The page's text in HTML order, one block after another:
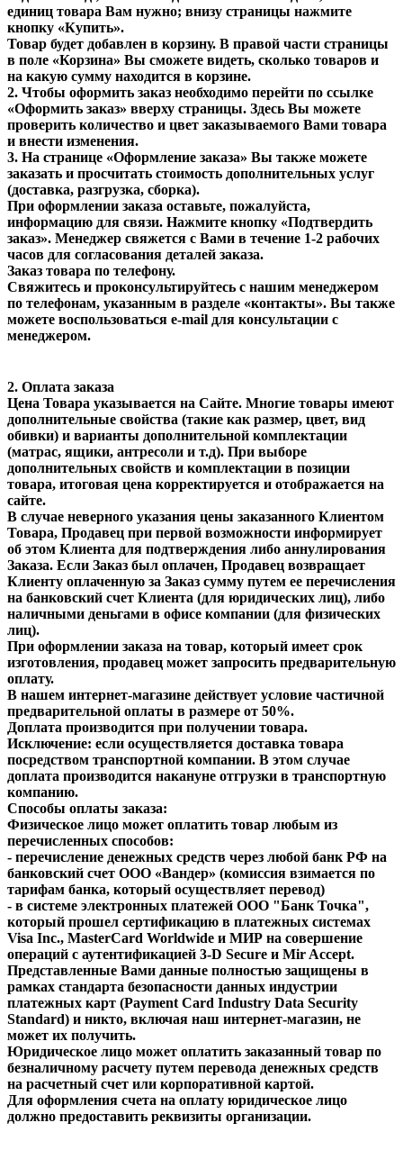
единиц товара Вам нужно; внизу страницы нажмите
кнопку «Купить».
Товар будет добавлен в корзину. В правой части страницы
в поле «Корзина» Вы сможете видеть, сколько товаров и
на какую сумму находится в корзине.
2. Чтобы оформить заказ необходимо перейти по ссылке
«Оформить заказ» вверху страницы. Здесь Вы можете
проверить количество и цвет заказываемого Вами товара
и внести изменения.
3. На странице «Оформление заказа» Вы также можете
заказать и просчитать стоимость дополнительных услуг
(доставка, разгрузка, сборка).
При оформлении заказа оставьте, пожалуйста,
информацию для связи. Нажмите кнопку «Подтвердить
заказ». Менеджер свяжется с Вами в течение 1-2 рабочих
часов для согласования деталей заказа.
Заказ товара по телефону.
Свяжитесь и проконсультируйтесь с нашим менеджером
по телефонам, указанным в разделе «контакты». Вы также
можете воспользоваться e-mail для консультации с
менеджером.
2. Оплата заказа
Цена Товара указывается на Сайте. Многие товары имеют
дополнительные свойства (такие как размер, цвет, вид
обивки) и варианты дополнительной комплектации
(матрас, ящики, антресоли и т.д). При выборе
дополнительных свойств и комплектации в позиции
товара, итоговая цена корректируется и отображается на
сайте.
В случае неверного указания цены заказанного Клиентом
Товара, Продавец при первой возможности информирует
об этом Клиента для подтверждения либо аннулирования
Заказа. Если Заказ был оплачен, Продавец возвращает
Клиенту оплаченную за Заказ сумму путем ее перечисления
на банковский счет Клиента (для юридических лиц), либо
наличными деньгами в офисе компании (для физических
лиц).
При оформлении заказа на товар, который имеет срок
изготовления, продавец может запросить предварительную
оплату.
В нашем интернет-магазине действует условие частичной
предварительной оплаты в размере от 50%.
Доплата производится при получении товара.
Исключение: если осуществляется доставка товара
посредством транспортной компании. В этом случае
доплата производится накануне отгрузки в транспортную
компанию.
Способы оплаты заказа:
Физическое лицо может оплатить товар любым из
перечисленных способов:
- перечисление денежных средств через любой банк РФ на
банковский счет ООО «Вандер» (комиссия взимается по
тарифам банка, который осуществляет перевод)
- в системе электронных платежей ООО "Банк Точка",
который прошел сертификацию в платежных системах
Visa Inc., MasterCard Worldwide и МИР на совершение
операций с аутентификацией 3-D Secure и Mir Accept.
Представленные Вами данные полностью защищены в
рамках стандарта безопасности данных индустрии
платежных карт (Payment Card Industry Data Security
Standard) и никто, включая наш интернет-магазин, не
может их получить.
Юридическое лицо может оплатить заказанный товар по
безналичному расчету путем перевода денежных средств
на расчетный счет или корпоративной картой.
Для оформления счета на оплату юридическое лицо
должно предоставить реквизиты организации.